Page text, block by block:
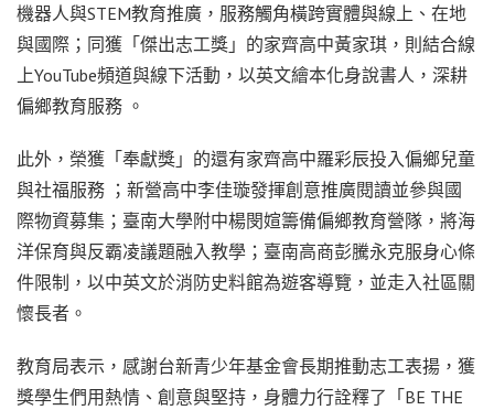
機器人與STEM教育推廣，服務觸角橫跨實體與線上、在地
與國際；同獲「傑出志工獎」的家齊高中黃家琪，則結合線
上YouTube頻道與線下活動，以英文繪本化身說書人，深耕
偏鄉教育服務 。
此外，榮獲「奉獻獎」的還有家齊高中羅彩辰投入偏鄉兒童
與社福服務 ；新營高中李佳璇發揮創意推廣閱讀並參與國
際物資募集；臺南大學附中楊閔媗籌備偏鄉教育營隊，將海
洋保育與反霸凌議題融入教學；臺南高商彭騰永克服身心條
件限制，以中英文於消防史料館為遊客導覽，並走入社區關
懷長者。
教育局表示，感謝台新青少年基金會長期推動志工表揚，獲
獎學生們用熱情、創意與堅持，身體力行詮釋了「BE THE